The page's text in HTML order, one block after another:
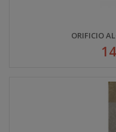
ORIFICIO